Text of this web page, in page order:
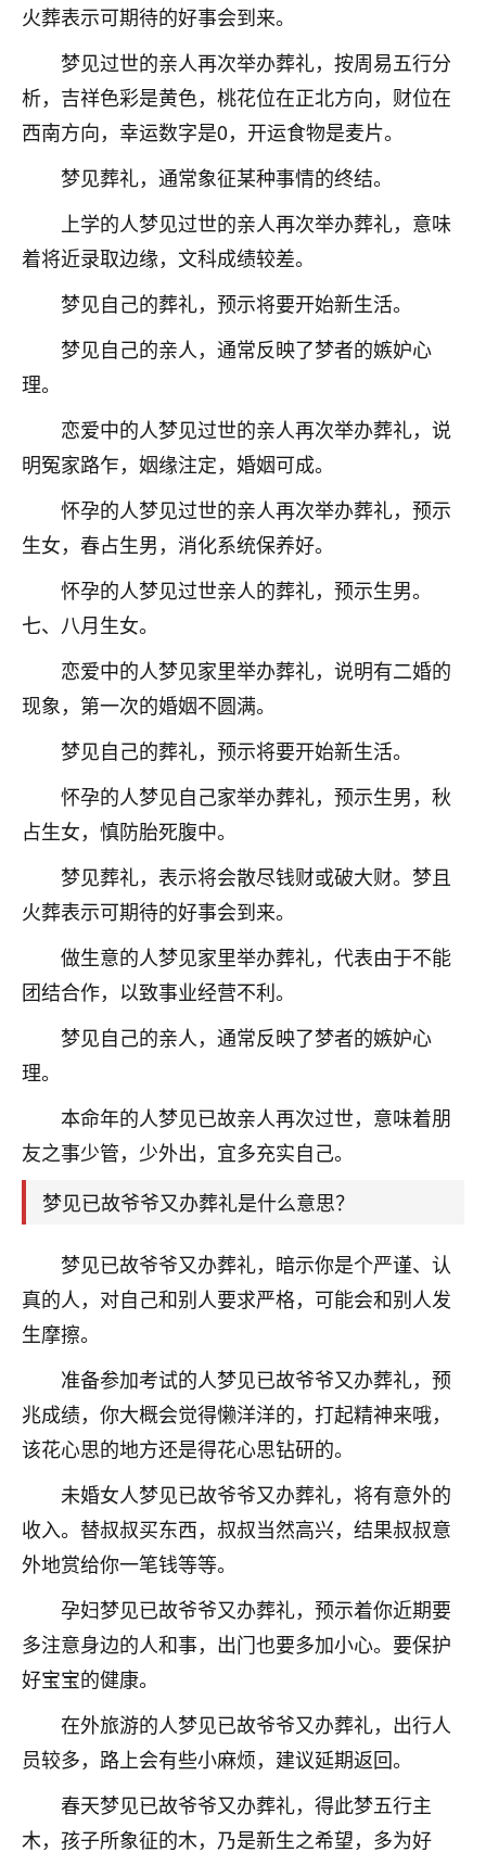
火葬表示可期待的好事会到来。
梦见过世的亲人再次举办葬礼，按周易五行分
析，吉祥色彩是黄色，桃花位在正北方向，财位在
西南方向，幸运数字是0，开运食物是麦片。
梦见葬礼，通常象征某种事情的终结。
上学的人梦见过世的亲人再次举办葬礼，意味
着将近录取边缘，文科成绩较差。
梦见自己的葬礼，预示将要开始新生活。
梦见自己的亲人，通常反映了梦者的嫉妒心
理。
恋爱中的人梦见过世的亲人再次举办葬礼，说
明冤家路乍，姻缘注定，婚姻可成。
怀孕的人梦见过世的亲人再次举办葬礼，预示
生女，春占生男，消化系统保养好。
怀孕的人梦见过世亲人的葬礼，预示生男。
七、八月生女。
恋爱中的人梦见家里举办葬礼，说明有二婚的
现象，第一次的婚姻不圆满。
梦见自己的葬礼，预示将要开始新生活。
怀孕的人梦见自己家举办葬礼，预示生男，秋
占生女，慎防胎死腹中。
梦见葬礼，表示将会散尽钱财或破大财。梦且
火葬表示可期待的好事会到来。
做生意的人梦见家里举办葬礼，代表由于不能
团结合作，以致事业经营不利。
梦见自己的亲人，通常反映了梦者的嫉妒心
理。
本命年的人梦见已故亲人再次过世，意味着朋
友之事少管，少外出，宜多充实自己。
梦见已故爷爷又办葬礼是什么意思？
梦见已故爷爷又办葬礼，暗示你是个严谨、认
真的人，对自己和别人要求严格，可能会和别人发
生摩擦。
准备参加考试的人梦见已故爷爷又办葬礼，预
兆成绩，你大概会觉得懒洋洋的，打起精神来哦，
该花心思的地方还是得花心思钻研的。
未婚女人梦见已故爷爷又办葬礼，将有意外的
收入。替叔叔买东西，叔叔当然高兴，结果叔叔意
外地赏给你一笔钱等等。
孕妇梦见已故爷爷又办葬礼，预示着你近期要
多注意身边的人和事，出门也要多加小心。要保护
好宝宝的健康。
在外旅游的人梦见已故爷爷又办葬礼，出行人
员较多，路上会有些小麻烦，建议延期返回。
春天梦见已故爷爷又办葬礼，得此梦五行主
木，孩子所象征的木，乃是新生之希望，多为好